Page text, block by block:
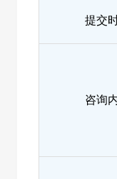
提交
咨询